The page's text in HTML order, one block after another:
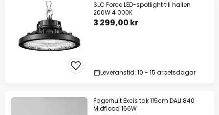
SLC Force LED-spotlight till hallen
200W 4 000K
3 299,00 kr
Leveranstid: 10 - 15 arbetsdagar
Fagerhult Excis tak 115cm DALI 840
Midflood 166W